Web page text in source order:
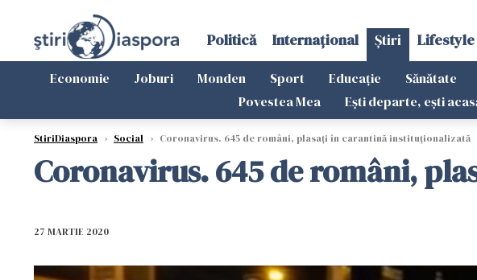
Politică Internațional Știri Lifestyle
Economie Joburi Monden Sport Educație Sănătate
Povestea Mea
Ești departe, ești
StiriDiaspora › Social › Coronavirus. 645 de români, plasați în carantină instituționalizată
Coronavirus. 645 de români,
27 MARTIE 2020